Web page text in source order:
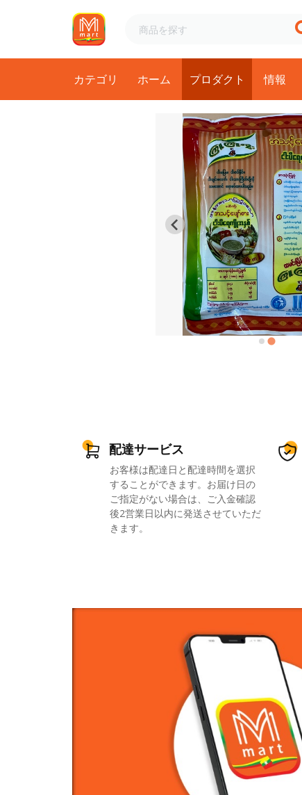
カテゴリ ホーム プロダクト 情報
配達サービス
お客様は配達日と配達時間を選択
することができます。お届け日の
ご指定がない場合は、ご入金確認
後2営業日以内に発送させていただ
きます。